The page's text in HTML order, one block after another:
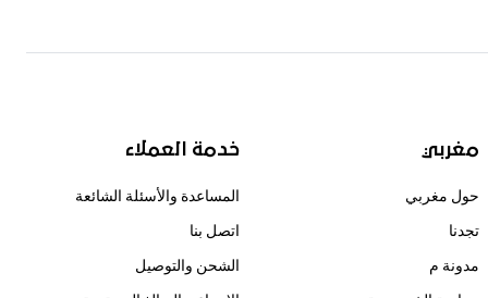
مغربي
حول مغربي
تجدنا
مدونة م
خدمة العملاء
المساعدة والأسئلة الشائعة
اتصل بنا
الشحن والتوصيل